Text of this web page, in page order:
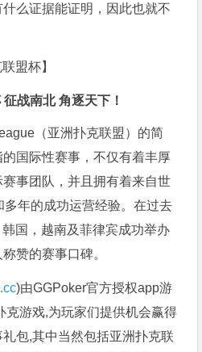
么证据能证明，因此也就不
盟杯】
战南北 角逐天下！
（亚洲扑克联盟）的简
国际性赛事，不仅有着丰厚
事团队，并且拥有着来自世
年的成功运营经验。在过去
国，越南及菲律宾成功举办
赞的赛事口碑。
)由GGPoker官方授权app游
克游戏,为玩家们提供机会赢得
包,其中当然包括亚洲扑克联